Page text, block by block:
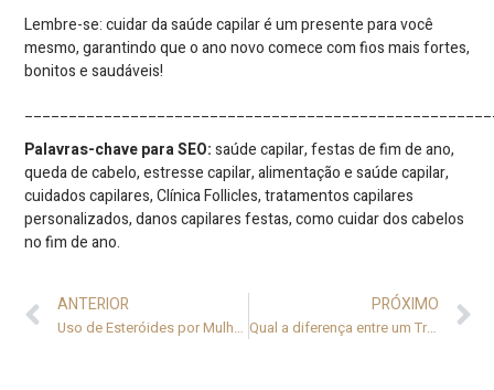
Lembre-se: cuidar da saúde capilar é um presente para você
mesmo, garantindo que o ano novo comece com fios mais fortes,
bonitos e saudáveis!
Palavras-chave para SEO:saúde capilar, festas de fim de ano,
queda de cabelo, estresse capilar, alimentação e saúde capilar,
cuidados capilares, Clínica Follicles, tratamentos capilares
personalizados, danos capilares festas, como cuidar dos cabelos
no fim de ano.
ANTERIOR
Uso de Esteróides por Mulheres e Queda Capilar: Entenda a Conexão e os Perigos
PRÓXIMO
Qual a diferença entre um Tratamento Eficaz e um Tratamento Eficiente?